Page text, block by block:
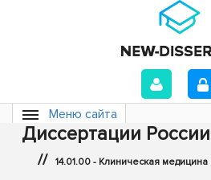
Меню сайта
Диссертации России
// 14.01.00 - Клиническая медицина